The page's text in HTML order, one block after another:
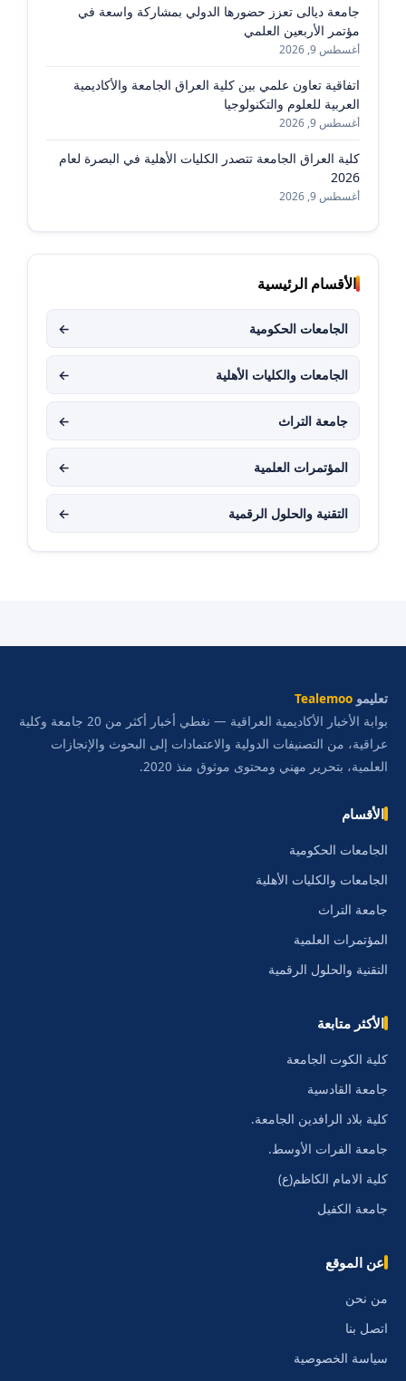
جامعة ديالى تعزز حضورها الدولي بمشاركة واسعة في
مؤتمر الأربعين العلمي
أغسطس 9, 2026
اتفاقية تعاون علمي بين كلية العراق الجامعة والأكاديمية
العربية للعلوم والتكنولوجيا
أغسطس 9, 2026
كلية العراق الجامعة تتصدر الكليات الأهلية في البصرة لعام
2026
أغسطس 9, 2026
الأقسام الرئيسية
الجامعات الحكومية ←
الجامعات والكليات الأهلية ←
جامعة التراث ←
المؤتمرات العلمية ←
التقنية والحلول الرقمية ←
تعليمو Tealemoo
بوابة الأخبار الأكاديمية العراقية — نغطي أخبار أكثر من 20 جامعة وكلية
عراقية، من التصنيفات الدولية والاعتمادات إلى البحوث والإنجازات
العلمية، بتحرير مهني ومحتوى موثوق منذ 2020.
الأقسام
الجامعات الحكومية
الجامعات والكليات الأهلية
جامعة التراث
المؤتمرات العلمية
التقنية والحلول الرقمية
الأكثر متابعة
كلية الكوت الجامعة
جامعة القادسية
كلية بلاد الرافدين الجامعة.
جامعة الفرات الأوسط.
كلية الامام الكاظم(ع)
جامعة الكفيل
عن الموقع
من نحن
اتصل بنا
سياسة الخصوصية